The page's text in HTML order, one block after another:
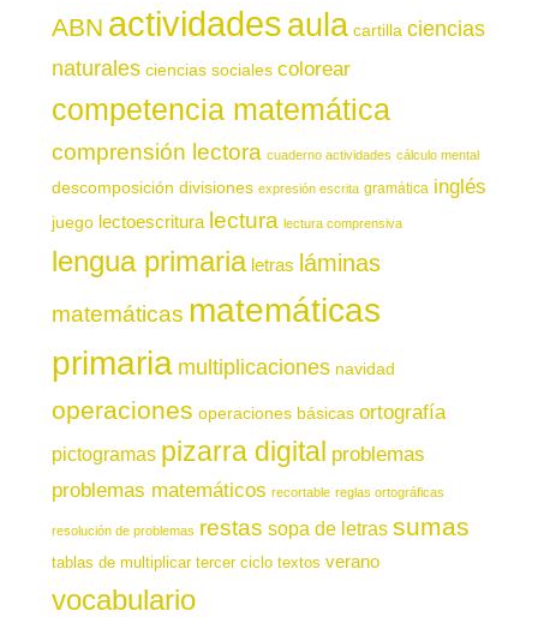
ABN actividadesaula cartilla ciencias
naturales ciencias sociales colorear
competencia matemática
comprensión lectora cuaderno actividades cálculo mental
descomposición divisiones expresión escrita gramática inglés
juego lectoescritura lectura lectura comprensiva
lengua primaria letras láminas
matemáticas matemáticas
primaria multiplicaciones navidad
operaciones operaciones básicas ortografía
pictogramas pizarra digital problemas
problemas matemáticos recortable reglas ortográficas
resolución de problemas restas sopa de letras sumas
tablas de multiplicar tercer ciclo textos verano
vocabulario